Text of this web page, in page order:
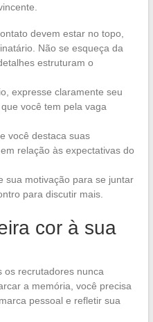
devem estar no topo,
Não se esqueça da
estruturam o
expresse claramente seu
você tem pela vaga
você destaca suas
relação às expectativas do
sua motivação para se juntar
para discutir mais.
cor à sua
os recrutadores nunca
a memória, você precisa
pessoal e refletir sua